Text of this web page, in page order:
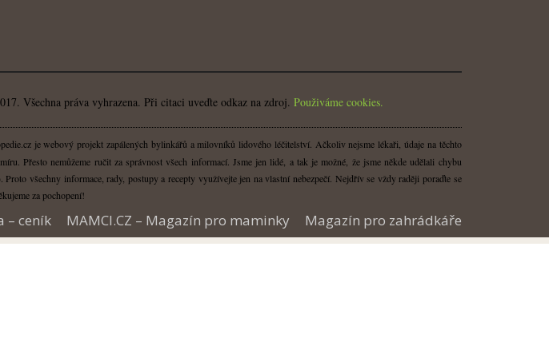
Všechna práva vyhrazena. Při citaci uveďte odkaz na zdroj.Použiváme cookies.
je webový projekt zapálených bylinkářů a milovníků lidového léčitelství. Ačkoliv nejsme lékaři, údaje na těchto
Přesto nemůžeme ručit za správnost všech informací. Jsme jen lidé, a tak je možné, že jsme někde udělali chybu
Proto všechny informace, rady, postupy a recepty využívejte jen na vlastní nebezpečí. Nejdřív se vždy raději poraďte se
za pochopení!
– ceník MAMCI.CZ – Magazín pro maminky Magazín pro zahrádkáře